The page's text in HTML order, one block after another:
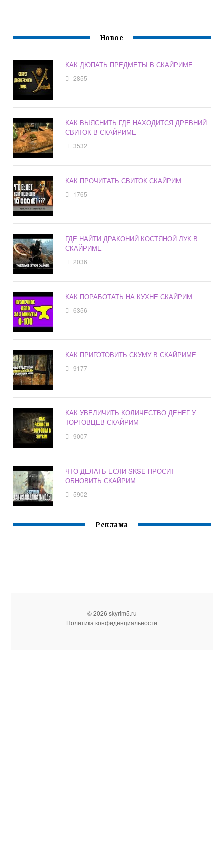
Новое
КАК ДЮПАТЬ ПРЕДМЕТЫ В СКАЙРИМЕ
2855
КАК ВЫЯСНИТЬ ГДЕ НАХОДИТСЯ ДРЕВНИЙ
СВИТОК В СКАЙРИМЕ
3532
КАК ПРОЧИТАТЬ СВИТОК СКАЙРИМ
1765
ГДЕ НАЙТИ ДРАКОНИЙ КОСТЯНОЙ ЛУК В
СКАЙРИМЕ
2036
КАК ПОРАБОТАТЬ НА КУХНЕ СКАЙРИМ
6356
КАК ПРИГОТОВИТЬ СКУМУ В СКАЙРИМЕ
9177
КАК УВЕЛИЧИТЬ КОЛИЧЕСТВО ДЕНЕГ У
ТОРГОВЦЕВ СКАЙРИМ
9007
ЧТО ДЕЛАТЬ ЕСЛИ SKSE ПРОСИТ
ОБНОВИТЬ СКАЙРИМ
5902
Реклама
© 2026 skyrim5.ru
Политика конфиденциальности